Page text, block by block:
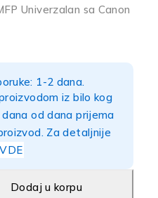
Univerzalan sa Canon
1-2 dana.
iz bilo kog
od dana prijema
Za detaljnije
Dodaj u korpu